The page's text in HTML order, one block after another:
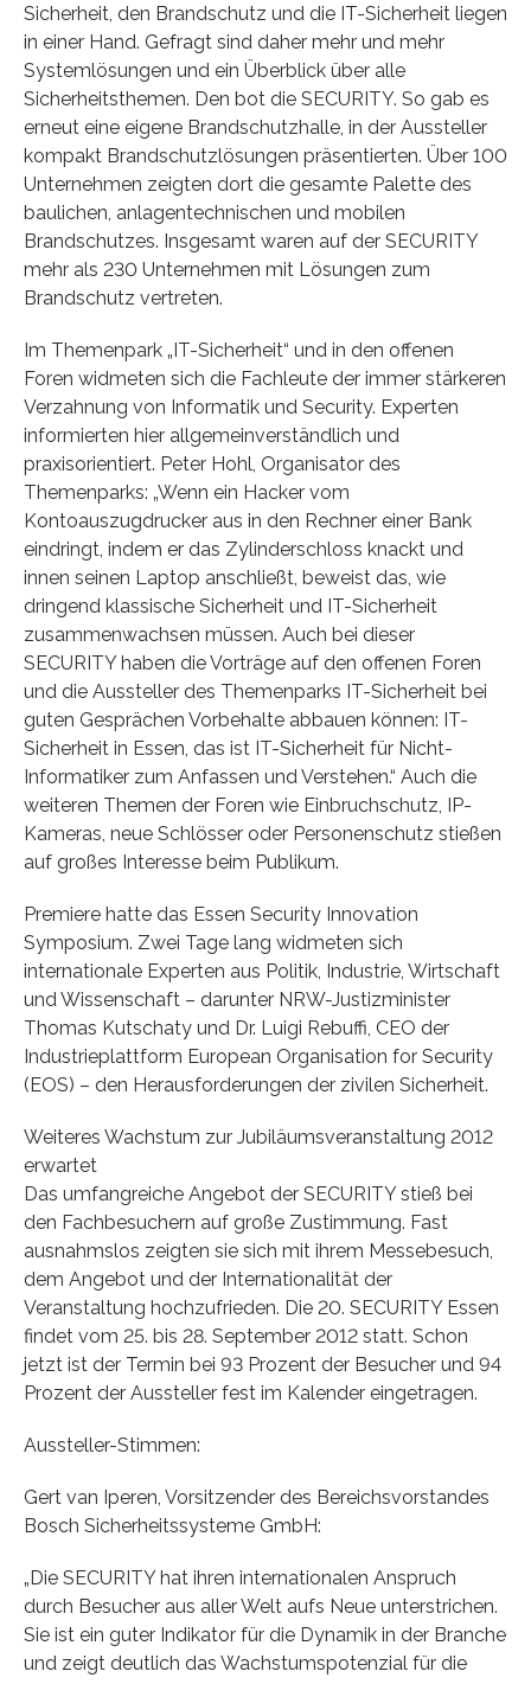
Sicherheit, den Brandschutz und die IT-Sicherheit liegen
in einer Hand. Gefragt sind daher mehr und mehr
Systemlösungen und ein Überblick über alle
Sicherheitsthemen. Den bot die SECURITY. So gab es
erneut eine eigene Brandschutzhalle, in der Aussteller
kompakt Brandschutzlösungen präsentierten. Über 100
Unternehmen zeigten dort die gesamte Palette des
baulichen, anlagentechnischen und mobilen
Brandschutzes. Insgesamt waren auf der SECURITY
mehr als 230 Unternehmen mit Lösungen zum
Brandschutz vertreten.
Im Themenpark „IT-Sicherheit“ und in den offenen
Foren widmeten sich die Fachleute der immer stärkeren
Verzahnung von Informatik und Security. Experten
informierten hier allgemeinverständlich und
praxisorientiert. Peter Hohl, Organisator des
Themenparks: „Wenn ein Hacker vom
Kontoauszugdrucker aus in den Rechner einer Bank
eindringt, indem er das Zylinderschloss knackt und
innen seinen Laptop anschließt, beweist das, wie
dringend klassische Sicherheit und IT-Sicherheit
zusammenwachsen müssen. Auch bei dieser
SECURITY haben die Vorträge auf den offenen Foren
und die Aussteller des Themenparks IT-Sicherheit bei
guten Gesprächen Vorbehalte abbauen können: IT-
Sicherheit in Essen, das ist IT-Sicherheit für Nicht-
Informatiker zum Anfassen und Verstehen.“ Auch die
weiteren Themen der Foren wie Einbruchschutz, IP-
Kameras, neue Schlösser oder Personenschutz stießen
auf großes Interesse beim Publikum.
Premiere hatte das Essen Security Innovation
Symposium. Zwei Tage lang widmeten sich
internationale Experten aus Politik, Industrie, Wirtschaft
und Wissenschaft – darunter NRW-Justizminister
Thomas Kutschaty und Dr. Luigi Rebuffi, CEO der
Industrieplattform European Organisation for Security
(EOS) – den Herausforderungen der zivilen Sicherheit.
Weiteres Wachstum zur Jubiläumsveranstaltung 2012
erwartet
Das umfangreiche Angebot der SECURITY stieß bei
den Fachbesuchern auf große Zustimmung. Fast
ausnahmslos zeigten sie sich mit ihrem Messebesuch,
dem Angebot und der Internationalität der
Veranstaltung hochzufrieden. Die 20. SECURITY Essen
findet vom 25. bis 28. September 2012 statt. Schon
jetzt ist der Termin bei 93 Prozent der Besucher und 94
Prozent der Aussteller fest im Kalender eingetragen.
Aussteller-Stimmen:
Gert van Iperen, Vorsitzender des Bereichsvorstandes
Bosch Sicherheitssysteme GmbH:
„Die SECURITY hat ihren internationalen Anspruch
durch Besucher aus aller Welt aufs Neue unterstrichen.
Sie ist ein guter Indikator für die Dynamik in der Branche
und zeigt deutlich das Wachstumspotenzial für die